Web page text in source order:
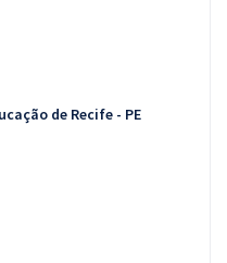
de Recife - PE